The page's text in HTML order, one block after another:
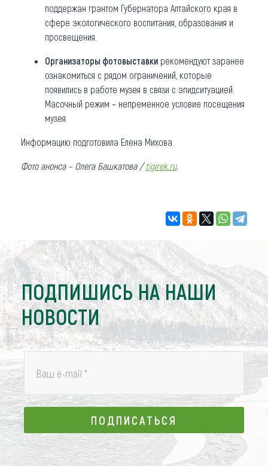
поддержан грантом Губернатора Алтайского края в
сфере экологического воспитания, образования и
просвещения.
Организаторы фотовыставки рекомендуют заранее
ознакомиться с рядом ограничений, которые
появились в работе музея в связи с эпидситуацией.
Масочный режим – непременное условие посещения
музея.
Информацию подготовила Елена Михова.
Фото анонса – Олега Башкатова /tigirek.ru.
ПОДПИШИСЬ НА НАШИ
НОВОСТИ
Ваш e-mail *
ПОДПИСАТЬСЯ
ПОДПИСАТЬСЯ